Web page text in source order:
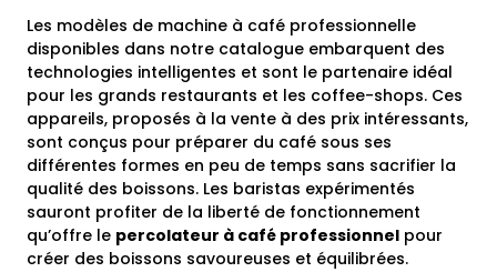
Les modèles de machine à café professionnelle
disponibles dans notre catalogue embarquent des
technologies intelligentes et sont le partenaire idéal
pour les grands restaurants et les coffee-shops. Ces
appareils, proposés à la vente à des prix intéressants,
sont conçus pour préparer du café sous ses
différentes formes en peu de temps sans sacrifier la
qualité des boissons. Les baristas expérimentés
sauront profiter de la liberté de fonctionnement
qu’offre le percolateur à café professionnel pour
créer des boissons savoureuses et équilibrées.